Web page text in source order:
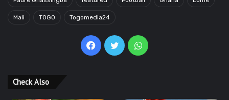
Mali TOGO Togomedia24
Facebook
TwitterWhatsApp
Check Also